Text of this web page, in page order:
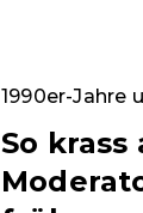
1990er-Jahre
So